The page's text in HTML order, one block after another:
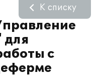
для
с
К списку